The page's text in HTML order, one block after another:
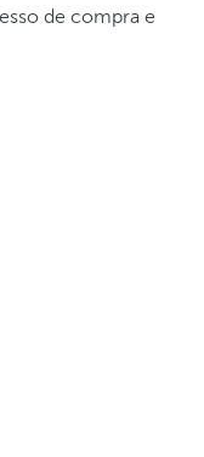
de compra e